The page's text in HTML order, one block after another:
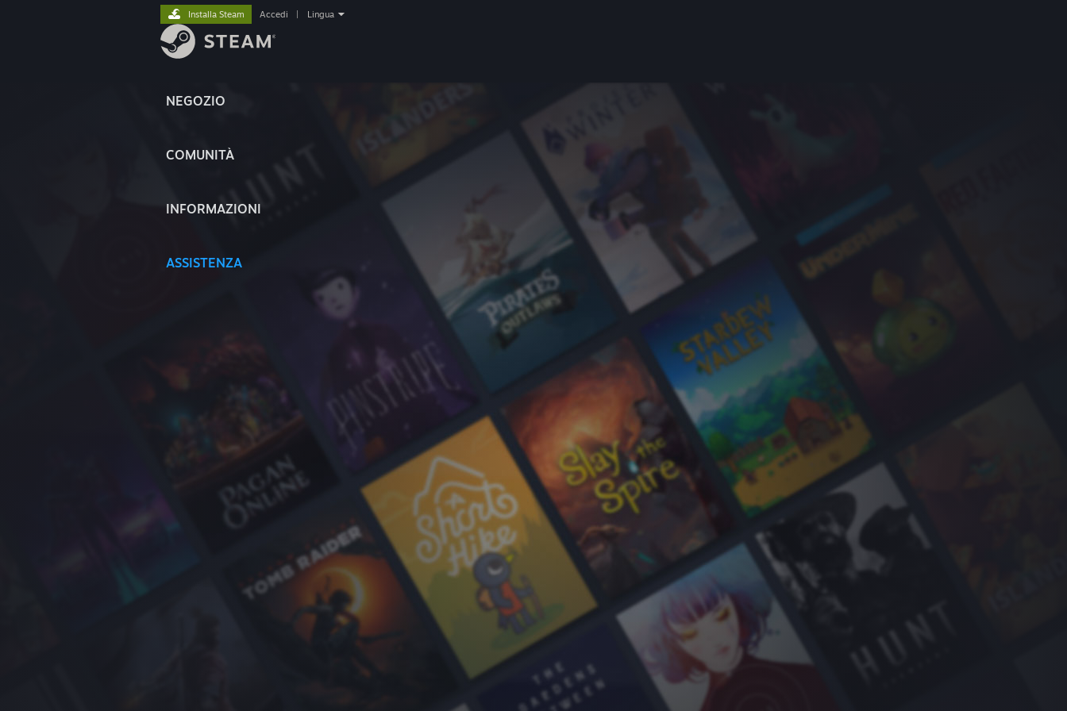
NEGOZIO
COMUNITÀ
INFORMAZIONI
ASSISTENZA
Installa Steam Accedi Lingua